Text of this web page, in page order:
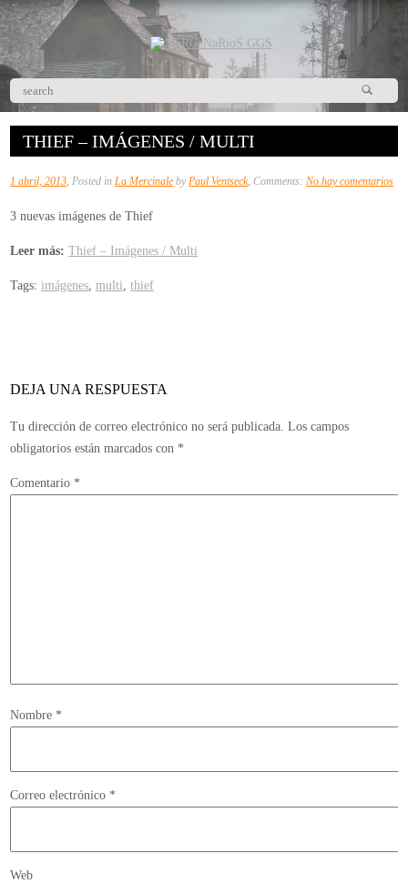
THIEF – IMÁGENES / MULTI
1 abril, 2013, Posted inLa Mercinale byPaul Ventseck, Comments:No hay comentariosen
3 nuevas imágenes de Thief
Leer más: Thief – Imágenes / Multi
Tags: imágenes,multi,thief
DEJA UNA RESPUESTA
Tu dirección de correo electrónico no será publicada. Los campos
obligatorios están marcados con *
Comentario *
Nombre *
Correo electrónico *
Web